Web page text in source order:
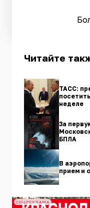
Читайте
ТАСС:
неделе
За
БПЛА
В
прием и
СОЦРЕКЛАМА